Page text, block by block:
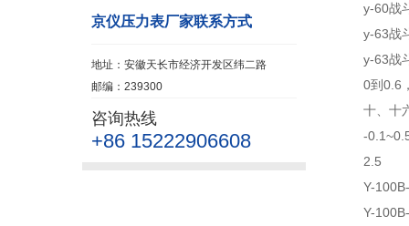
京仪压力表厂家联系方式
地址：安徽天长市经济开发区纬二路
邮编：239300
咨询热线
+86 15222906608
y-60战
y-63战
y-63战
0到0.6
十、十
-
2.5
Y-
Y-